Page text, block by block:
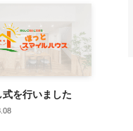
式を行いました